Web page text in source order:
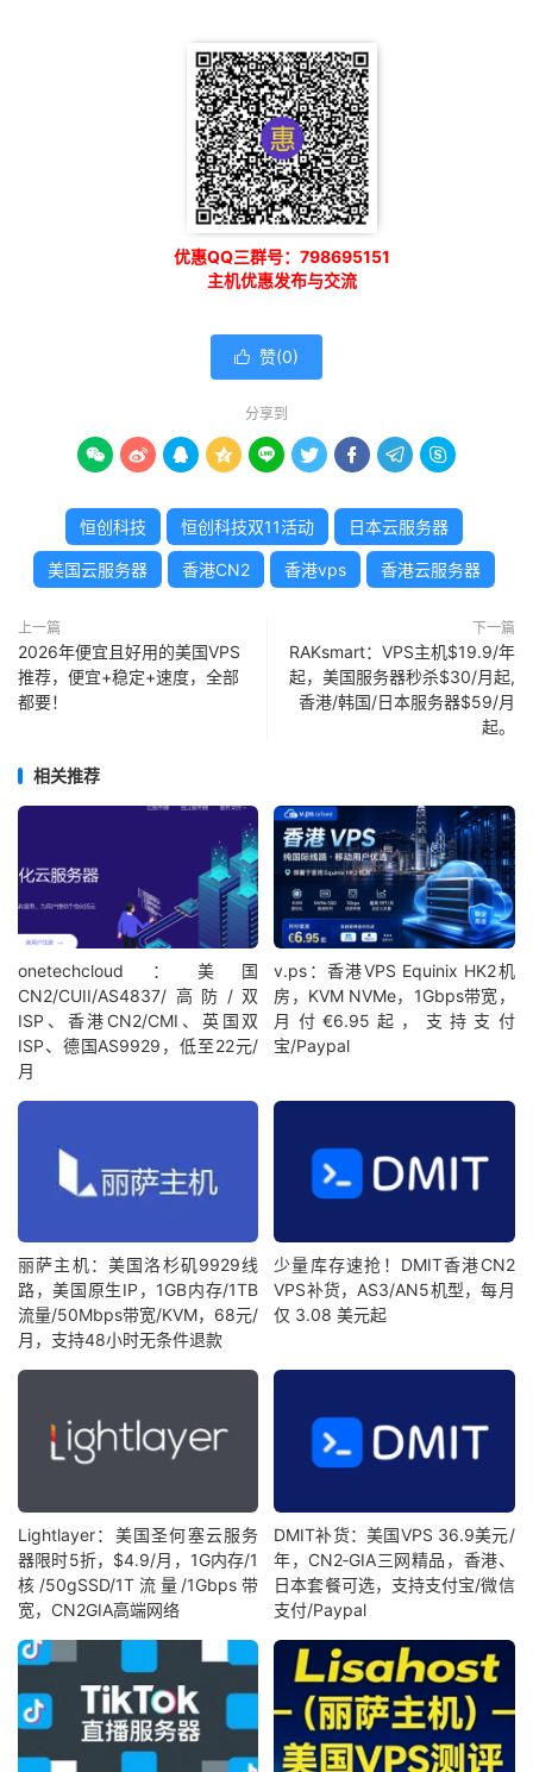
优惠QQ三群号：798695151
主机优惠发布与交流
 赞(0)
分享到
        
恒创科技 恒创科技双11活动 日本云服务器
美国云服务器 香港CN2 香港vps 香港云服务器
上一篇
2026年便宜且好用的美国VPS
推荐，便宜+稳定+速度，全部
都要！
下一篇
RAKsmart：VPS主机$19.9/年
起，美国服务器秒杀$30/月起,
香港/韩国/日本服务器$59/月
起。
相关推荐
onetechcloud：美国
CN2/CUII/AS4837/高防/双
ISP、香港CN2/CMI、英国双
ISP、德国AS9929，低至22元/
月
v.ps：香港VPS Equinix HK2机
房，KVM NVMe，1Gbps带宽，
月付€6.95起，支持支付
宝/Paypal
丽萨主机：美国洛杉矶9929线
路，美国原生IP，1GB内存/1TB
流量/50Mbps带宽/KVM，68元/
月，支持48小时无条件退款
少量库存速抢！DMIT香港CN2
VPS补货，AS3/AN5机型，每月
仅 3.08 美元起
Lightlayer：美国圣何塞云服务
器限时5折，$4.9/月，1G内存/1
核/50gSSD/1T流量/1Gbps带
宽，CN2GIA高端网络
DMIT补货：美国VPS 36.9美元/
年，CN2‑GIA三网精品，香港、
日本套餐可选，支持支付宝/微信
支付/Paypal